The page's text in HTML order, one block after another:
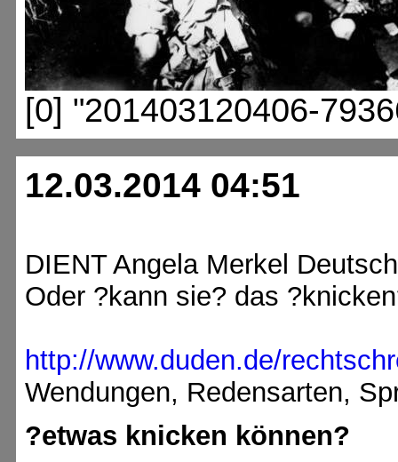
[0] "201403120406-
12.03.2014 04:51
DIENT Angela Merkel
Oder ?kann sie? das
http://www.duden.de/
Wendungen, Redensarten,
?etwas knicken können?